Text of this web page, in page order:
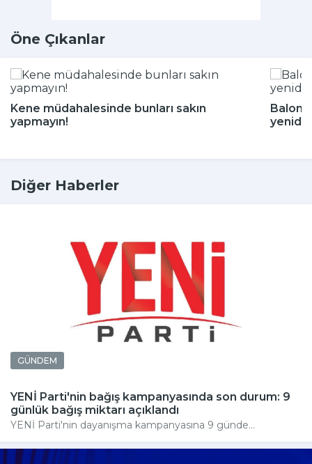
Öne Çıkanlar
Kene müdahalesinde bunları sakın
yapmayın!
Balon
Diğer Haberler
GÜNDEM
YENİ Parti'nin bağış kampanyasında son durum: 9
günlük bağış miktarı açıklandı
YENİ Parti'nin dayanışma kampanyasına 9 günde...